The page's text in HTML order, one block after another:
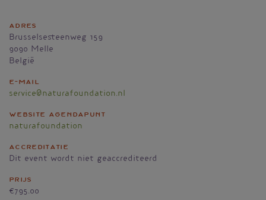
Adres
Brusselsesteenweg 159
9090 Melle
België
E-mail
service@naturafoundation.nl
Website agendapunt
naturafoundation
Accreditatie
Dit event wordt niet geaccrediteerd
Prijs
€795.00